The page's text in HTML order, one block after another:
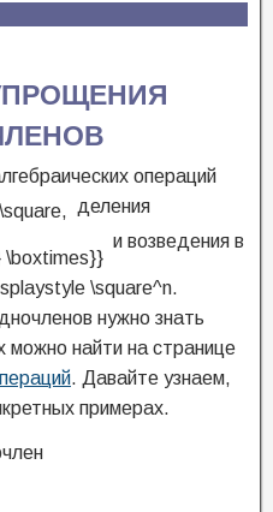
операций
деления
и возведения в
нужно знать
можно найти на странице
. Давайте узнаем,
примерах.